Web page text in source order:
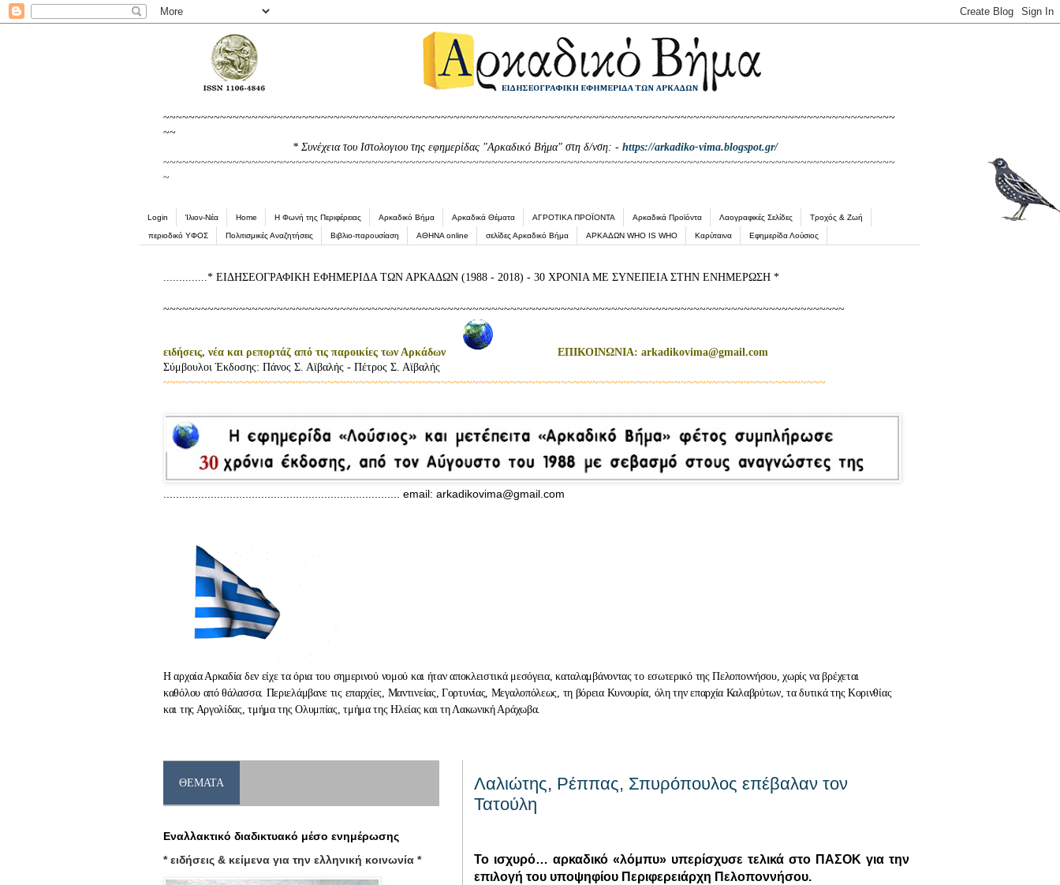
~~~~~~~~~~~~~~~~~~~~~~~~~~~~~~~~~~~~~~~~~~~~~~~~~~~~~~~~~~~~~~~~~~~~~~~~~~~~~~~~~~~~~~~~~~~~~~~~~~~~~~~~~~~~~~~~~~~~
~~
* Συνέχεια του Ιστολογιου της εφημερίδας "Αρκαδικό Βήμα" στη δ/νση: - https://arkadiko-vima.blogspot.gr/
~~~~~~~~~~~~~~~~~~~~~~~~~~~~~~~~~~~~~~~~~~~~~~~~~~~~~~~~~~~~~~~~~~~~~~~~~~~~~~~~~~~~~~~~~~~~~~~~~~~~~~~~~~~~~~~~~~~~
~
Login Ίλιον-Νέα Home Η Φωνή της Περιφέρειας Αρκαδικό Βήμα Αρκαδικά Θέματα ΑΓΡΟΤΙΚΑ ΠΡΟΪΟΝΤΑ Αρκαδικά Προϊόντα Λαογραφικές Σελίδες Τροχός & Ζωή
περιοδικό YΦΟΣ Πολιτισμικές Αναζητήσεις Βιβλιο-παρουσίαση ΑΘΗΝΑ online σελίδες Αρκαδικό Βήμα ΑΡΚΑΔΩΝ WHO IS WHO Καρύταινα Εφημερίδα Λούσιος
..............* ΕΙΔΗΣΕΟΓΡΑΦΙΚΗ ΕΦΗΜΕΡΙΔΑ ΤΩΝ ΑΡΚΑΔΩΝ (1988 - 2018) - 30 ΧΡΟΝΙΑ ΜΕ ΣΥΝΕΠΕΙΑ ΣΤΗΝ ΕΝΗΜΕΡΩΣΗ *
~~~~~~~~~~~~~~~~~~~~~~~~~~~~~~~~~~~~~~~~~~~~~~~~~~~~~~~~~~~~~~~~~~~~~~~~~~~~~~~~~~~~~~~~~~~~~~~~~~~~~~~~~~~~
ειδήσεις, νέα και ρεπορτάζ από τις παροικίες των Αρκάδων
ΕΠΙΚΟΙΝΩΝΙΑ: arkadikovima@gmail.com
Σύμβουλοι Έκδοσης: Πάνος Σ. Αϊβαλής - Πέτρος Σ. Αϊβαλής
~~~~~~~~~~~~~~~~~~~~~~~~~~~~~~~~~~~~~~~~~~~~~~~~~~~~~~~~~~~~~~~~~~~~~~~~~~~~~~~~~~~~~~~~~~~~~~~~~~~~~~~~~
........................................................................... email: arkadikovima@gmail.com
Η αρχαία Αρκαδία δεν είχε τα όρια του σημερινού νομού και ήταν αποκλειστικά μεσόγεια, καταλαμβάνοντας το εσωτερικό της Πελοποννήσου, χωρίς να βρέχεται
καθόλου από θάλασσα. Περιελάμβανε τις επαρχίες, Μαντινείας, Γορτυνίας, Μεγαλοπόλεως, τη βόρεια Κυνουρία, όλη την επαρχία Καλαβρύτων, τα δυτικά της Κορινθίας
και της Αργολίδας, τμήμα της Ολυμπίας, τμήμα της Ηλείας και τη Λακωνική Αράχωβα.
Λαλιώτης, Ρέππας, Σπυρόπουλος επέβαλαν τον
Τατούλη
Το ισχυρό… αρκαδικό «λόμπυ» υπερίσχυσε τελικά στο ΠΑΣΟΚ για την
επιλογή του υποψηφίου Περιφερειάρχη Πελοποννήσου.
ΘΕΜΑΤΑ
Εναλλακτικό διαδικτυακό μέσο ενημέρωσης
* ειδήσεις & κείμενα για την ελληνική κοινωνία *